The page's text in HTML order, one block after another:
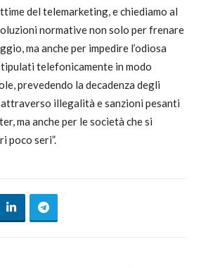
del telemarketing, e chiediamo al
normative non solo per frenare
ma anche per impedire l’odiosa
telefonicamente in modo
prevedendo la decadenza degli
illegalità e sanzioni pesanti
ma anche per le società che si
poco seri”.